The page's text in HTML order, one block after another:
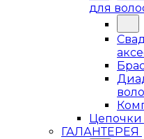
для
Цепочки
ГАЛАНТЕРЕЯ